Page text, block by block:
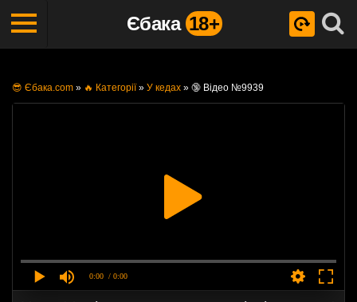
Єбака 18+
😎 Єбака.com » 🔥 Категорії» У кедах » 🔞 Відео №9939
0:00 / 0:00